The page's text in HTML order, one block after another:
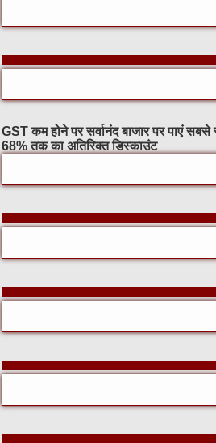
GST कम होने पर सर्वानंद बाजार पर पाएं सबसे
68% तक का अतिरिक्त डिस्काउंट